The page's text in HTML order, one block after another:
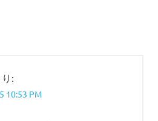
り:
10:53 PM